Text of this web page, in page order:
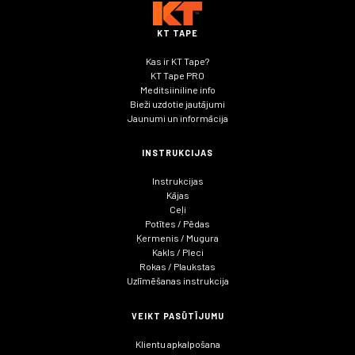
KT TAPE
Kas ir KT Tape?
KT Tape PRO
Meditsiiniline info
Bieži uzdotie jautājumi
Jaunumi un informācija
INSTRUKCIJAS
Instrukcijas
Kājas
Ceļi
Potītes / Pēdas
Ķermenis / Mugura
Kakls / Pleci
Rokas / Plaukstas
Uzlīmēšanas instrukcija
VEIKT PASŪTĪJUMU
Klientu apkalpošana